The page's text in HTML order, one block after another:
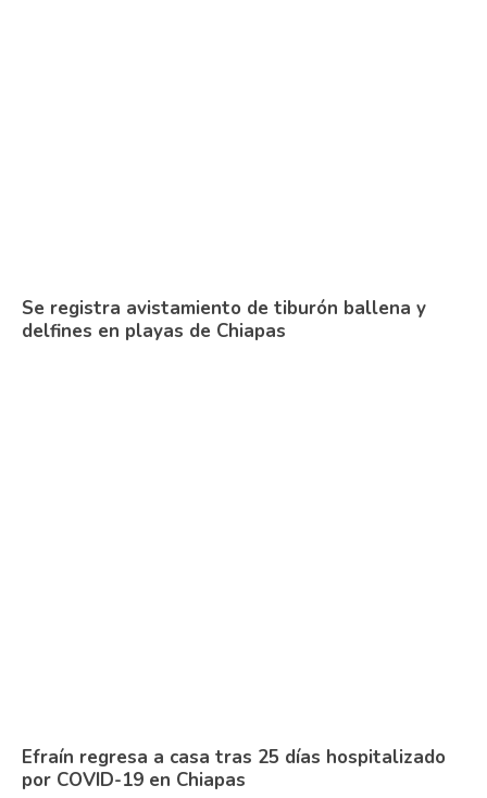
Se registra avistamiento de tiburón ballena y
delfines en playas de Chiapas
Efraín regresa a casa tras 25 días hospitalizado
por COVID-19 en Chiapas